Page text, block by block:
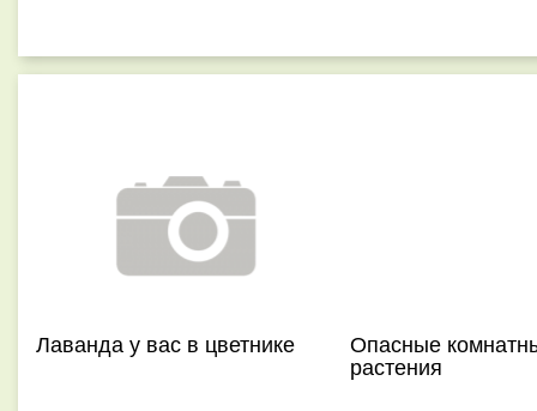
Лаванда у вас в цветнике Опасные
растения